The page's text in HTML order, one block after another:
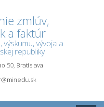
zmlúv,
a faktúr
vývoja a
republiky
50, Bratislava